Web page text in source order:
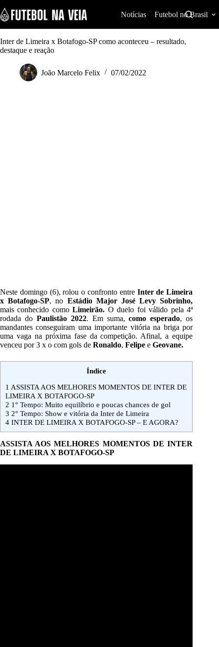
k
i
p
t
o
Notícias Futebol no Brasil
Inter de Limeira x Botafogo-SP como aconteceu – resultado,
destaque e reação
João Marcelo Felix 07/02/2022
Neste domingo (6), rolou o confronto entre Inter de Limeira
x Botafogo-SP, no Estádio Major José Levy Sobrinho,
mais conhecido comoLimeirão. O duelo foi válido pela 4ª
rodada do Paulistão 2022. Em suma,como esperado, os
mandantes conseguiram uma importante vitória na briga por
uma vaga na próxima fase da competição. Afinal, a equipe
venceu por 3 x o com gols de Ronaldo, Felipe e Geovane.
Índice
1 ASSISTA AOS MELHORES MOMENTOS DE INTER DE
LIMEIRA X BOTAFOGO-SP
2 1° Tempo: Muito equilíbrio e poucas chances de gol
3 2° Tempo: Show e vitória da Inter de Limeira
4 INTER DE LIMEIRA X BOTAFOGO-SP – E AGORA?
ASSISTA AOS MELHORES MOMENTOS DE INTER
DE LIMEIRA X BOTAFOGO-SP